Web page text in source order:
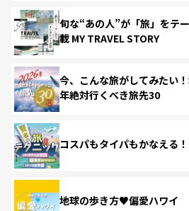
旬な“あの人”が「旅」をテ
載 MY TRAVEL STORY
今、こんな旅がしてみたい
年絶対行くべき旅先30
コスパもタイパもかなえる
地球の歩き方♥偏愛ハワイ